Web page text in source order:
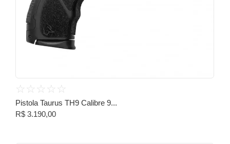
☆ ☆ ☆ ☆ ☆
Pistola Taurus TH9 Calibre 9...
R$ 3.190,00